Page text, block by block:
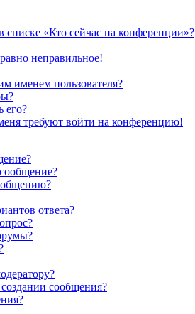
«Кто сейчас на конференции»?
неправильное!
именем пользователя?
его?
требуют войти на конференцию!
ответа?
сообщения?